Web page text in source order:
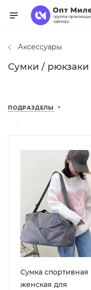
Аксессуары
Сумки / рюкзаки
ПОДРАЗДЕЛЫ
Сумка спортивная
женская для